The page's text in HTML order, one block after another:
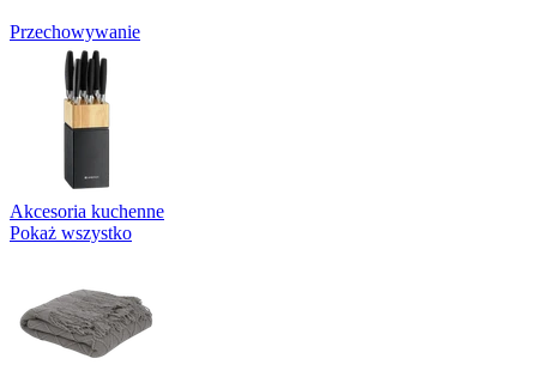
Przechowywanie
Akcesoria kuchenne
Pokaż wszystko